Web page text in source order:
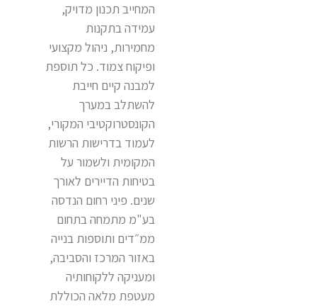
המחייב תכנון מדויק,
עמידה בתקנות
מחמירות, ניהול מקצועי
ופיקוח צמוד. כל תוספת
למבנה קיים חייבת
להשתלב במערך
הקונסטרוקטיבי המקורי,
לעמוד בדרישות הרשות
המקומית ולשמור על
בטיחות הדיירים לאורך
שנים. פיני רחום הנדסה
בע"מ מתמחה בתחום
ממ״דים ותוספות בנייה
באזור המרכז והסביבה,
ומעניקה ללקוחותיה
מעטפת מלאה הכוללת